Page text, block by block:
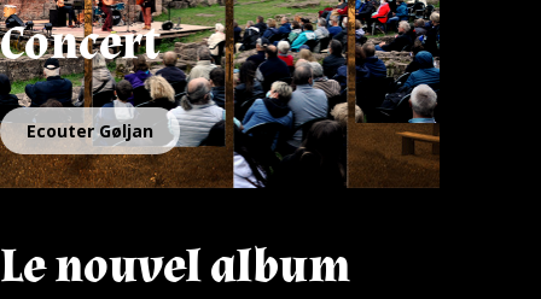
Concert
Ecouter Gøljan
Le nouvel album